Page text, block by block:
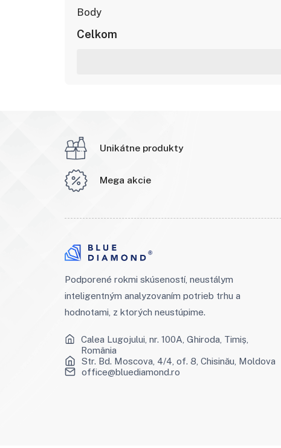
Body
Celkom
Unikátne produkty
Mega akcie
Podporené rokmi skúseností, neustálym
inteligentným analyzovaním potrieb trhu a
hodnotami, z ktorých neustúpime.
Calea Lugojului, nr. 100A, Ghiroda, Timiș,
România
Str. Bd. Moscova, 4/4, of. 8, Chisinău, Moldova
office@bluediamond.ro